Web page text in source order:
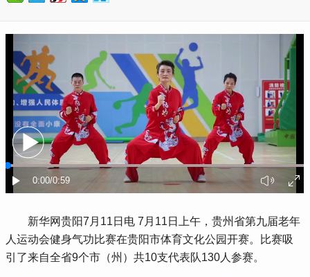
新华网贵阳7月11日电 7月11日上午，贵州省第九届老年
人运动会健身气功比赛在贵阳市体育文化公园开赛。比赛吸
引了来自全省9个市（州）共10支代表队130人参赛。